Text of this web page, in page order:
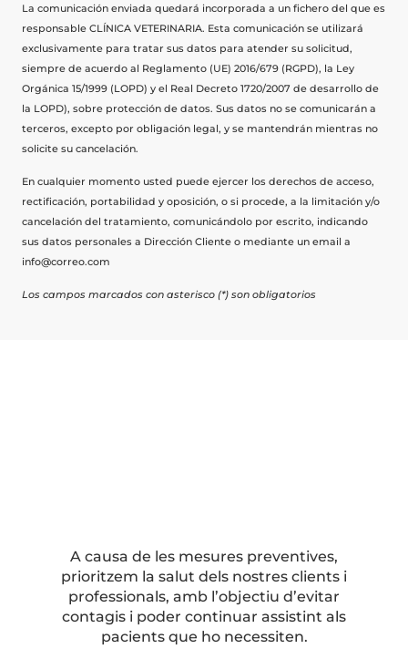
La comunicación enviada quedará incorporada a un fichero del que es
responsable CLÍNICA VETERINARIA. Esta comunicación se utilizará
exclusivamente para tratar sus datos para atender su solicitud,
siempre de acuerdo al Reglamento (UE) 2016/679 (RGPD), la Ley
Orgánica 15/1999 (LOPD) y el Real Decreto 1720/2007 de desarrollo de
la LOPD), sobre protección de datos. Sus datos no se comunicarán a
terceros, excepto por obligación legal, y se mantendrán mientras no
solicite su cancelación.
En cualquier momento usted puede ejercer los derechos de acceso,
rectificación, portabilidad y oposición, o si procede, a la limitación y/o
cancelación del tratamiento, comunicándolo por escrito, indicando
sus datos personales a Dirección Cliente o mediante un email a
info@correo.com
Los campos marcados con asterisco (*) son obligatorios
A causa de les mesures preventives,
prioritzem la salut dels nostres clients i
professionals, amb l’objectiu d’evitar
contagis i poder continuar assistint als
pacients que ho necessiten.